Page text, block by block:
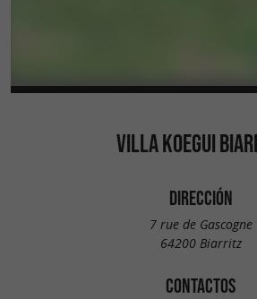
VILLA KOEGUI
DIRECCIÓN
7 rue de Gascogne
64200 Biarritz
CONTACTOS